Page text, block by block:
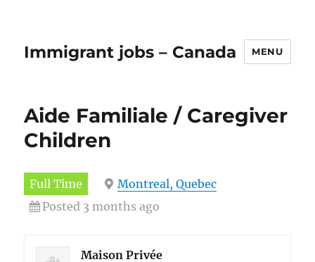
Immigrant jobs – Canada MENU
Aide Familiale / Caregiver
Children
Full Time
Montreal, Quebec
Posted 3 months ago
Maison Privée